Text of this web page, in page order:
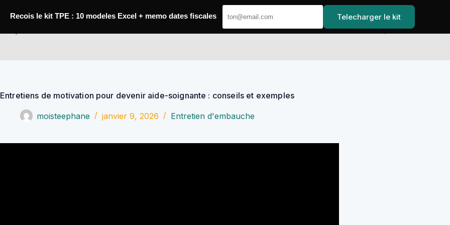
Entretiens de motivation pour devenir aide-soignante : conseils et exemples
moisteephane janvier 9, 2026 Entretien d'embauche
Recois le kit TPE : 10 modeles Excel + memo dates fiscales Telecharger le kit